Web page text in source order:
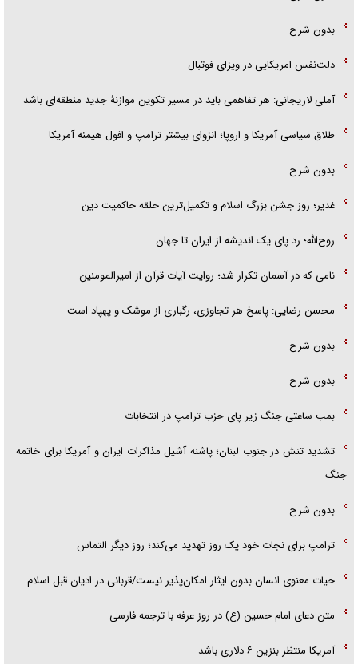
بدون شرح
ذلت‌نفس امریکایی در ویزای فوتبال
آملی لاریجانی: هر تفاهمی باید در مسیر تکوین موازنۀ جدید منطقه‌ای باشد
طلاق سیاسی آمریکا و اروپا؛ انزوای بیشتر ترامپ و افول هیمنه آمریکا
بدون شرح
غدیر؛ روز جشن بزرگ اسلام و تکمیل‌ترین حلقه حاکمیت دین
روح‌الله؛ رد پای یک اندیشه از ایران تا جهان
نامی که در آسمان تکرار شد؛ روایت آیات قرآن از امیرالمومنین
محسن رضایی: پاسخ هر تجاوزی، رگباری از موشک و پهپاد است
بدون شرح
بدون شرح
بمب ساعتی جنگ زیر پای حزب ترام‍پ در انتخابات
تشدید تنش در جنوب لبنان؛ پاشنه آشیل مذاکرات ایران و آمریکا برای خاتمه
جنگ
بدون شرح
ترامپ برای نجات خود یک روز تهدید می‌کند؛ روز دیگر التماس
حیات معنوی انسان بدون ایثار امکان‌پذیر نیست/قربانی در ادیان قبل اسلام
متن دعای امام حسین (ع) در روز عرفه با ترجمه فارسی
آمریکا منتظر بنزین ۶ دلاری باشد